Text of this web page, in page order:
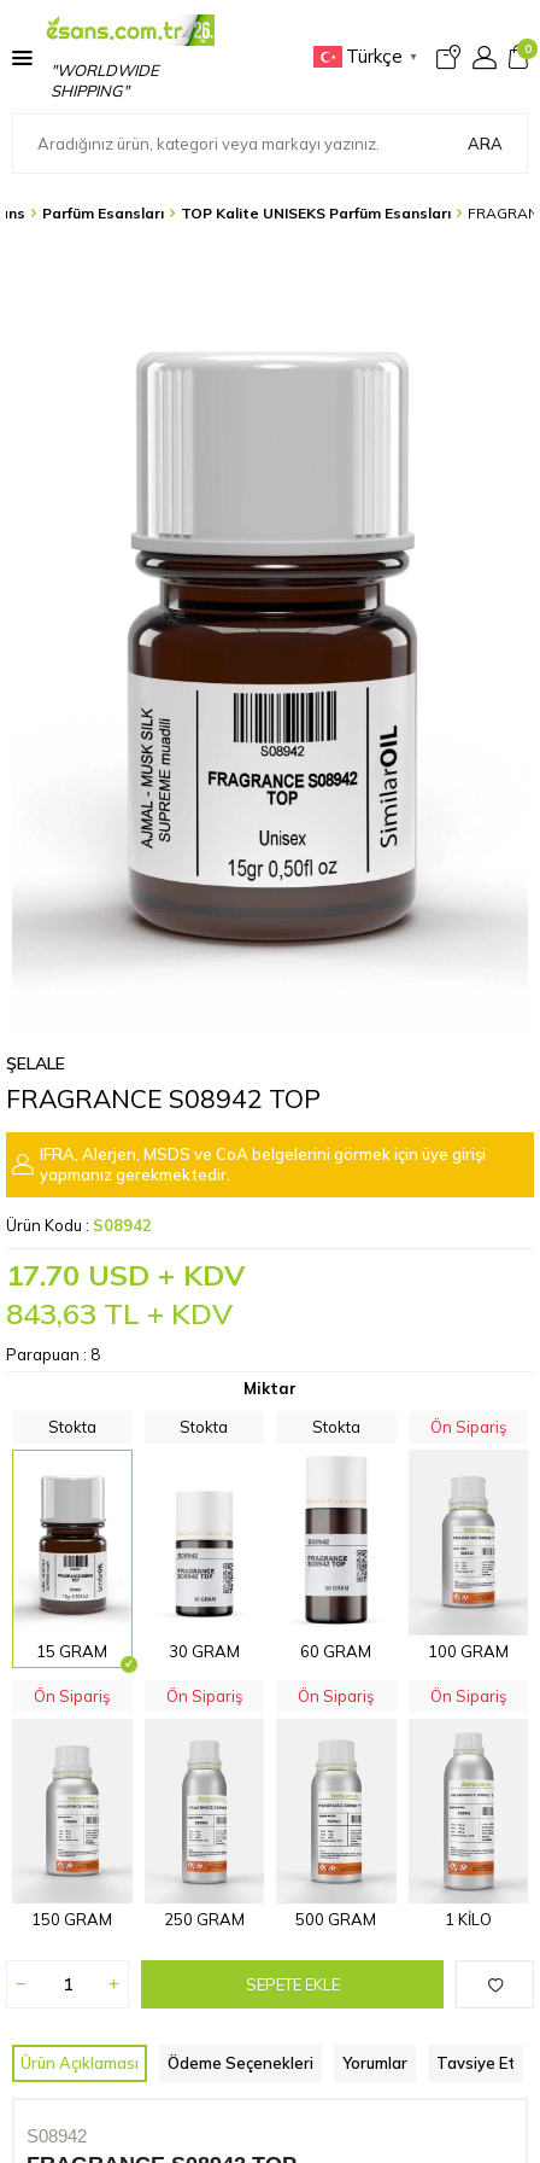
"WORLDWIDE
SHIPPING"
Türkçe ▼
0
ARA
Parfüm Esansları TOP Kalite UNISEKS Parfüm Esansları
ŞELALE
FRAGRANCE S08942 TOP
IFRA, Alerjen, MSDS ve CoA belgelerini görmek için üye girişi
yapmanız gerekmektedir.
Ürün Kodu : S08942
17.70 USD + KDV
843,63 TL + KDV
Parapuan : 8
Miktar
Stokta
15 GRAM
Stokta
30 GRAM
Stokta
60 GRAM
Ön Sipariş
100 GRAM
Ön Sipariş
150 GRAM
Ön Sipariş
250 GRAM
Ön Sipariş
500 GRAM
Ön Sipariş
1 KİLO
SEPETE EKLE
Ürün Açıklaması Ödeme Seçenekleri Yorumlar Tavsiye Et
S08942